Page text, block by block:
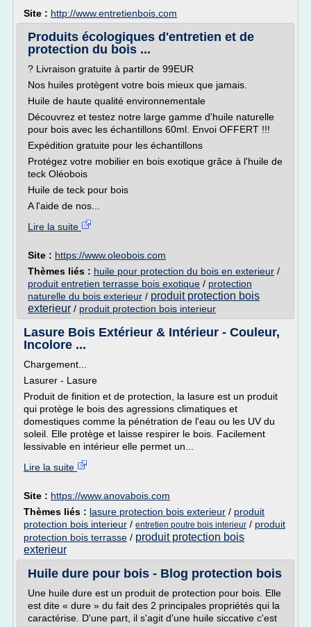
Site : http://www.entretienbois.com
Produits écologiques d'entretien et de
protection du bois ...
? Livraison gratuite à partir de 99EUR
Nos huiles protègent votre bois mieux que jamais.
Huile de haute qualité environnementale
Découvrez et testez notre large gamme d'huile naturelle
pour bois avec les échantillons 60ml. Envoi OFFERT !!!
Expédition gratuite pour les échantillons
Protégez votre mobilier en bois exotique grâce à l'huile de
teck Oléobois
Huile de teck pour bois
A l'aide de nos...
Lire la suite
Site : https://www.oleobois.com
Thèmes liés : huile pour protection du bois en exterieur /
produit entretien terrasse bois exotique / protection
naturelle du bois exterieur / produit protection bois
exterieur / produit protection bois interieur
Lasure Bois Extérieur & Intérieur - Couleur,
Incolore ...
Chargement...
Lasurer - Lasure
Produit de finition et de protection, la lasure est un produit
qui protège le bois des agressions climatiques et
domestiques comme la pénétration de l'eau ou les UV du
soleil. Elle protège et laisse respirer le bois. Facilement
lessivable en intérieur elle permet un...
Lire la suite
Site : https://www.anovabois.com
Thèmes liés : lasure protection bois exterieur / produit
protection bois interieur / entretien poutre bois interieur / produit
protection bois terrasse / produit protection bois
exterieur
Huile dure pour bois - Blog protection bois
Une huile dure est un produit de protection pour bois. Elle
est dite « dure » du fait des 2 principales propriétés qui la
caractérise. D'une part, il s'agit d'une huile siccative c'est